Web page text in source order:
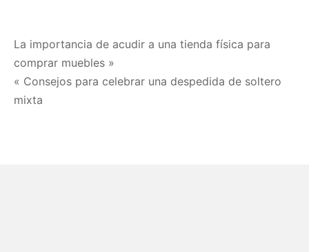
Navegación
de
entradas
La importancia de acudir a una tienda física para
comprar muebles »
« Consejos para celebrar una despedida de soltero
mixta